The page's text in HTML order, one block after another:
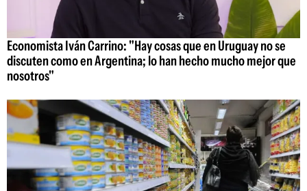
Economista Iván Carrino: "Hay cosas que en Uruguay no se
discuten como en Argentina; lo han hecho mucho mejor que
nosotros"